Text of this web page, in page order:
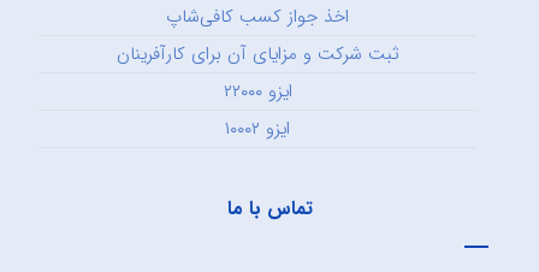
اخذ جواز کسب کافی‌شاپ
ثبت شرکت و مزایای آن برای کارآفرینان
ایزو ۲۲۰۰۰
ایزو ۱۰۰۰۲
تماس با ما